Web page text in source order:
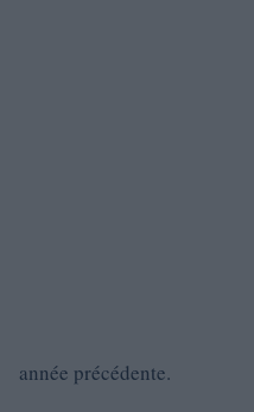
année précédente.